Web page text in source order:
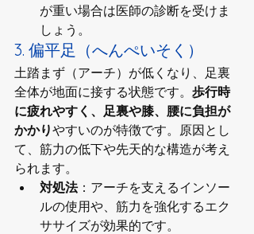
が重い場合は医師の診断を受けま
しょう。
3. 偏平足（へんぺいそく）
土踏まず（アーチ）が低くなり、足裏
全体が地面に接する状態です。 歩行時
に疲れやすく、足裏や膝、腰に負担が
かかりやすいのが特徴です。原因とし
て、筋力の低下や先天的な構造が考え
られます。
対処法：アーチを支えるインソー
ルの使用や、筋力を強化するエク
ササイズが効果的です。